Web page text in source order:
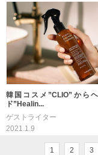
韓国コスメ”CLIO”から
ド”Healin...
ゲストライター
2021.1.9
1 2 3